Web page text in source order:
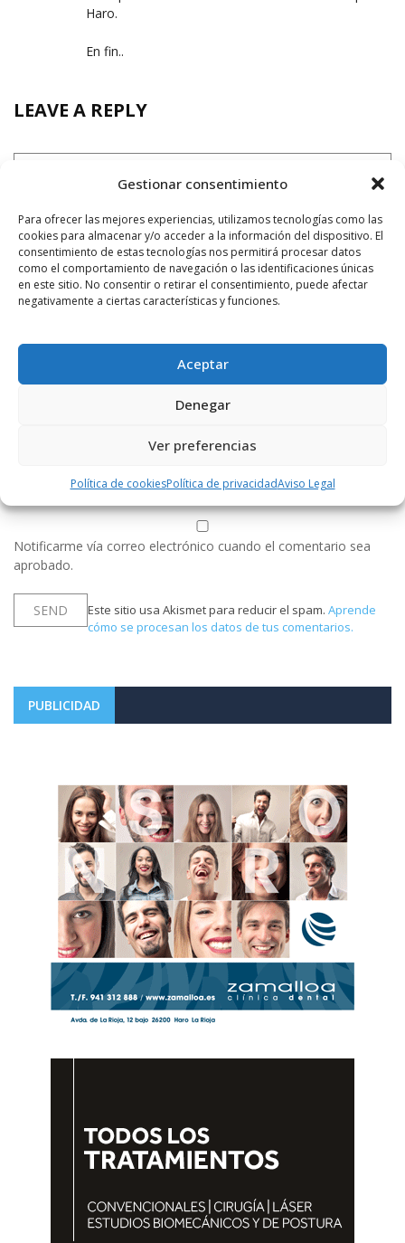
Gestionar consentimiento
Para ofrecer las mejores experiencias, utilizamos tecnologías como las
cookies para almacenar y/o acceder a la información del dispositivo. El
consentimiento de estas tecnologías nos permitirá procesar datos
como el comportamiento de navegación o las identificaciones únicas
en este sitio. No consentir o retirar el consentimiento, puede afectar
negativamente a ciertas características y funciones.
Aceptar
Denegar
Ver preferencias
Política de cookiesPolítica de privacidadAviso Legal
Haro.
En fin..
LEAVE A REPLY
Notificarme vía correo electrónico cuando el comentario sea
aprobado.
Este sitio usa Akismet para reducir el spam. Aprende
cómo se procesan los datos de tus comentarios.
PUBLICIDAD